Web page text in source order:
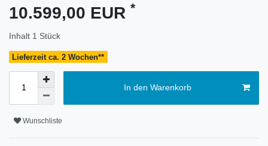
10.599,00 EUR *
Inhalt 1 Stück
Lieferzeit ca. 2 Wochen**
In den Warenkorb
Wunschliste